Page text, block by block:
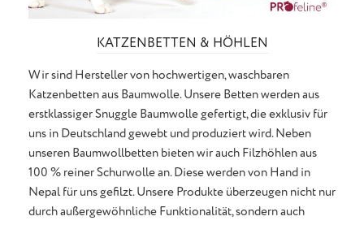
KATZENBETTEN & HÖHLEN
Wir sind Hersteller von hochwertigen, waschbaren
Katzenbetten aus Baumwolle. Unsere Betten werden aus
erstklassiger Snuggle Baumwolle gefertigt, die exklusiv für
uns in Deutschland gewebt und produziert wird. Neben
unseren Baumwollbetten bieten wir auch Filzhöhlen aus
100 % reiner Schurwolle an. Diese werden von Hand in
Nepal für uns gefilzt. Unsere Produkte überzeugen nicht nur
durch außergewöhnliche Funktionalität, sondern auch